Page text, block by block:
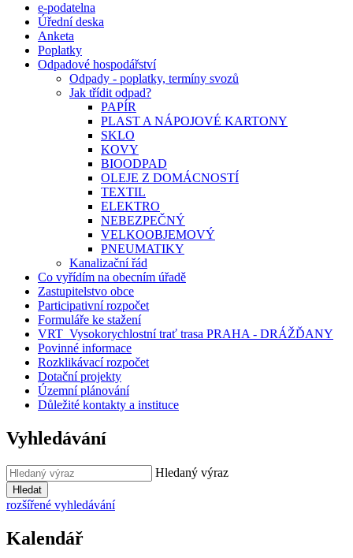
e-podatelna
Úřední deska
Anketa
Poplatky
Odpadové hospodářství
Odpady - poplatky, termíny svozů
Jak třídit odpad?
PAPÍR
PLAST A NÁPOJOVÉ KARTONY
SKLO
KOVY
BIOODPAD
OLEJE Z DOMÁCNOSTÍ
TEXTIL
ELEKTRO
NEBEZPEČNÝ
VELKOOBJEMOVÝ
PNEUMATIKY
Kanalizační řád
Co vyřídím na obecním úřadě
Zastupitelstvo obce
Participativní rozpočet
Formuláře ke stažení
VRT_Vysokorychlostní trať trasa PRAHA - DRÁŽĎANY
Povinné informace
Rozklikávací rozpočet
Dotační projekty
Územní plánování
Důležité kontakty a instituce
Vyhledávání
Hledaný výraz
Hledat
rozšířené vyhledávání
Kalendář